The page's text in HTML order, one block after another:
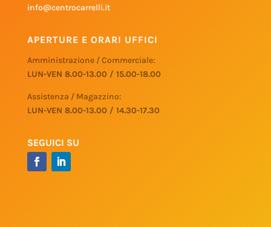
info@centrocarrelli.it
APERTURE E ORARI UFFICI
Amministrazione / Commerciale:
LUN-VEN 8.00-13.00 / 15.00-18.00
Assistenza / Magazzino:
LUN-VEN 8.00-13.00 / 14.30-17.30
SEGUICI SU